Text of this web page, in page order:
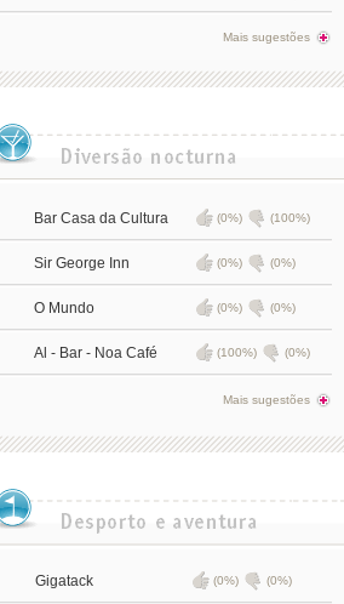
Mais sugestões
Bar Casa da Cultura (0%) (100%)
Sir George Inn (0%) (0%)
O Mundo (0%) (0%)
Al - Bar - Noa Café (100%) (0%)
Mais sugestões
Gigatack (0%) (0%)